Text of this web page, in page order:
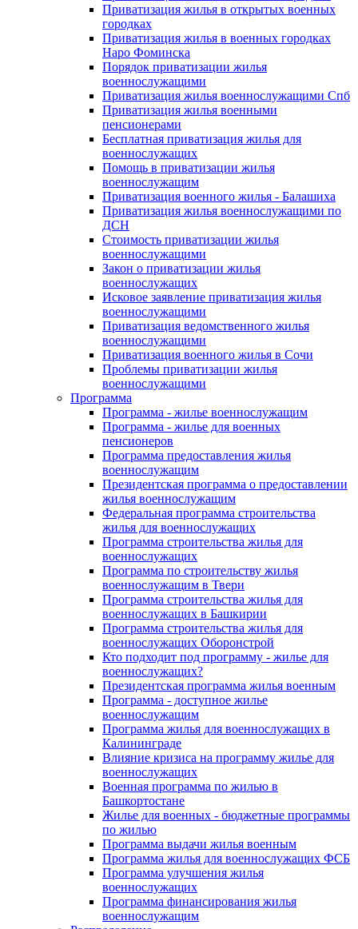
Приватизация жилья в открытых военных
городках
Приватизация жилья в военных городках
Наро Фоминска
Порядок приватизации жилья
военнослужащими
Приватизация жилья военнослужащими Спб
Приватизация жилья военными
пенсионерами
Бесплатная приватизация жилья для
военнослужащих
Помощь в приватизации жилья
военнослужащим
Приватизация военного жилья - Балашиха
Приватизация жилья военнослужащими по
ДСН
Стоимость приватизации жилья
военнослужащими
Закон о приватизации жилья
военнослужащих
Исковое заявление приватизация жилья
военнослужащими
Приватизация ведомственного жилья
военнослужащими
Приватизация военного жилья в Сочи
Проблемы приватизации жилья
военнослужащими
Программа
Программа - жилье военнослужащим
Программа - жилье для военных
пенсионеров
Программа предоставления жилья
военнослужащим
Президентская программа о предоставлении
жилья военнослужащим
Федеральная программа строительства
жилья для военнослужащих
Программа строительства жилья для
военнослужащих
Программа по строительству жилья
военнослужащим в Твери
Программа строительства жилья для
военнослужащих в Башкирии
Программа строительства жилья для
военнослужащих Оборонстрой
Кто подходит под программу - жилье для
военнослужащих?
Президентская программа жилья военным
Программа - доступное жилье
военнослужащим
Программа жилья для военнослужащих в
Калининграде
Влияние кризиса на программу жилье для
военнослужащих
Военная программа по жилью в
Башкортостане
Жилье для военных - бюджетные программы
по жилью
Программа выдачи жилья военным
Программа жилья для военнослужащих ФСБ
Программа улучшения жилья
военнослужащих
Программа финансирования жилья
военнослужащим